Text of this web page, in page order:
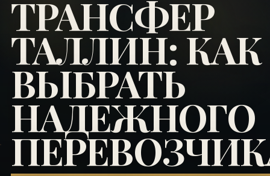
ТРАНСФЕР
ТАЛЛИН: КАК
ВЫБРАТЬ
НАДЕЖНОГО